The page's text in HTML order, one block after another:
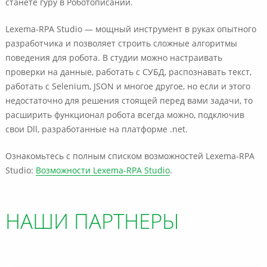
станете гуру в Роботописании.
Lexema-RPA Studio — мощный инструмент в руках опытного
разработчика и позволяет строить сложные алгоритмы
поведения для робота. В студии можно настраивать
проверки на данные, работать с СУБД, распознавать текст,
работать с Selenium, JSON и многое другое, но если и этого
недостаточно для решения стоящей перед вами задачи, то
расширить функционал робота всегда можно, подключив
свои Dll, разработанные на платформе .net.
Ознакомьтесь с полным списком возможностей Lexema-RPA
Studio: Возможности Lexema-RPA Studio.
НАШИ ПАРТНЕРЫ